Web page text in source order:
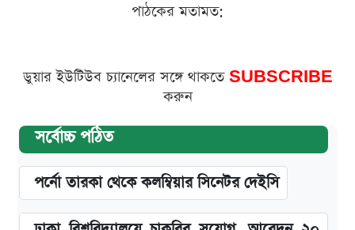
পাঠকের মতামত:
ডুয়ার ইউটিউব চ্যানেলের সঙ্গে থাকতে SUBSCRIBE
করুন
সর্বোচ্চ পঠিত
পর্নো তারকা থেকে কলম্বিয়ার সিনেটর দেইসি